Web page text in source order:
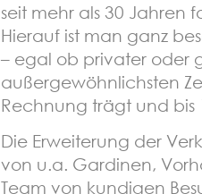
seit mehr als 30 Jahren
Hierauf ist man ganz
– egal ob privater oder
außergewöhnlichsten
Rechnung trägt und bis
Die Erweiterung der
von u.a. Gardinen,
Team von kundigen